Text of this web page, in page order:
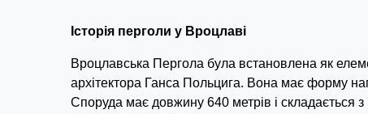
Історія перголи у Вроцлаві
Вроцлавська Пергола була встановлена як
архітектора Ганса Польцига. Вона має форму
Споруда має довжину 640 метрів і складається